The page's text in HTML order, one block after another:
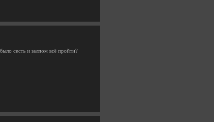
сесть и залпом всё пройти?